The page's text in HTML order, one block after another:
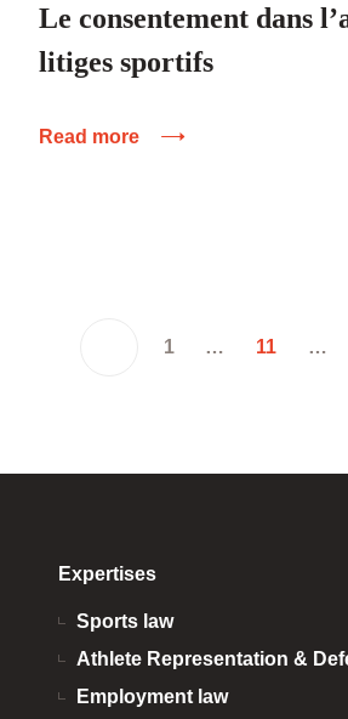
Le consentement dans
litiges sportifs
Read more
1 … 11 …
Expertises
Sports law
Athlete Representation &
Employment law